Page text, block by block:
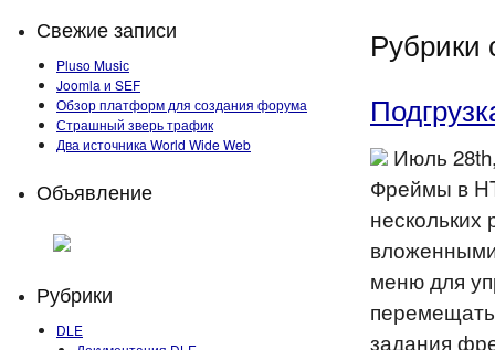
Свежие записи
Pluso Musiс
Joomla и SEF
Обзор платформ для создания форума
Страшный зверь трафик
Два источника World Wide Web
Объявление
Рубрики
DLE
Рубрики
Июль
Фреймы в
меню для
задания